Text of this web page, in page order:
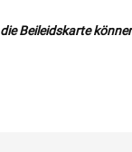
Beileidskarte